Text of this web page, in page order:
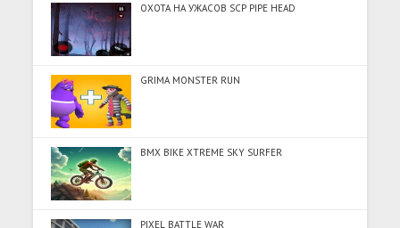
ОХОТА НА УЖАСОВ SCP PIPE HEAD
GRIMA MONSTER RUN
BMX BIKE XTREME SKY SURFER
PIXEL BATTLE WAR